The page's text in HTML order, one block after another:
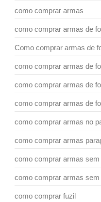
como comprar armas
como comprar armas de
Como comprar armas de
como comprar armas de
como comprar armas de
como comprar armas de
como comprar armas no
como comprar armas
como comprar armas
como comprar armas sem
como comprar fuzil